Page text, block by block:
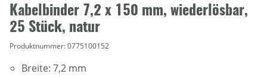
Kabelbinder 7,2 x 150 mm, wiederlösbar,
25 Stück, natur
Produktnummer:0775100152
Breite: 7,2 mm